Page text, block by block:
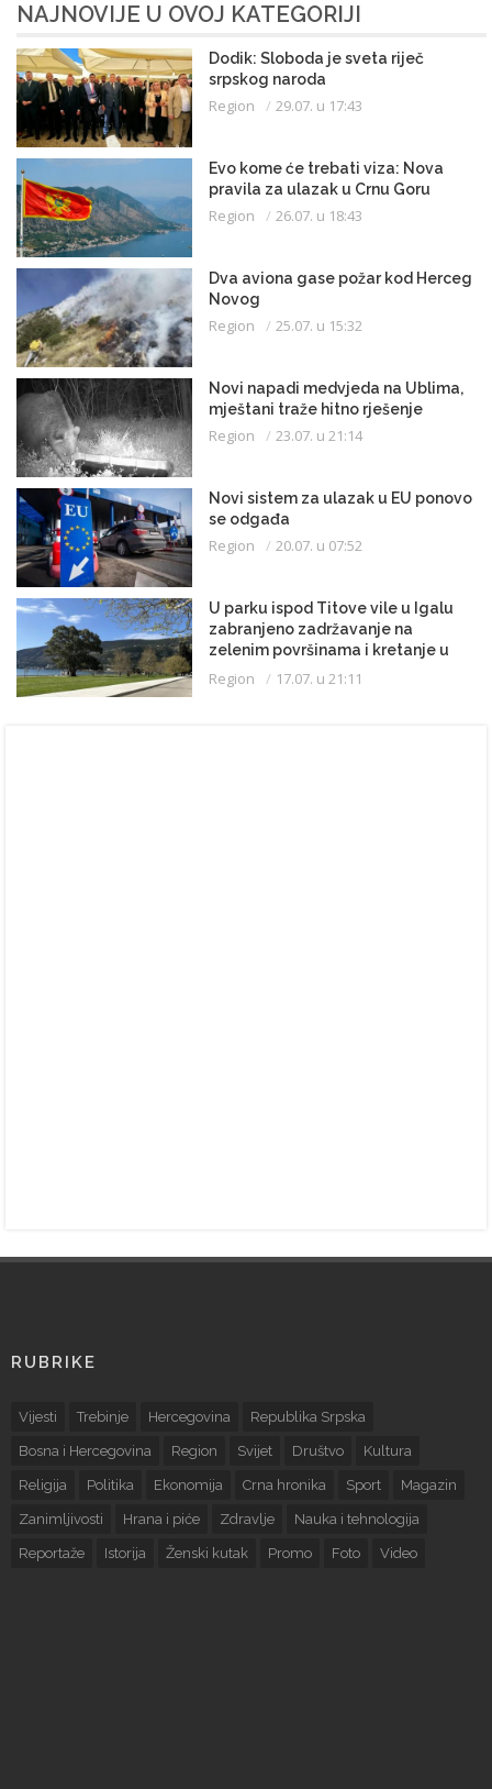
NAJNOVIJE U OVOJ KATEGORIJI
Dodik: Sloboda je sveta riječ
srpskog naroda
Region 29.07. u 17:43
Evo kome će trebati viza: Nova
pravila za ulazak u Crnu Goru
Region 26.07. u 18:43
Dva aviona gase požar kod Herceg
Novog
Region 25.07. u 15:32
Novi napadi medvjeda na Ublima,
mještani traže hitno rješenje
Region 23.07. u 21:14
Novi sistem za ulazak u EU ponovo
se odgađa
Region 20.07. u 07:52
U parku ispod Titove vile u Igalu
zabranjeno zadržavanje na
zelenim površinama i kretanje u
kupaćem kostimu
Region 17.07. u 21:11
RUBRIKE
Vijesti Trebinje Hercegovina Republika Srpska
Bosna i Hercegovina Region Svijet Društvo Kultura
Religija Politika Ekonomija Crna hronika Sport Magazin
Zanimljivosti Hrana i piće Zdravlje Nauka i tehnologija
Reportaže Istorija Ženski kutak Promo Foto Video